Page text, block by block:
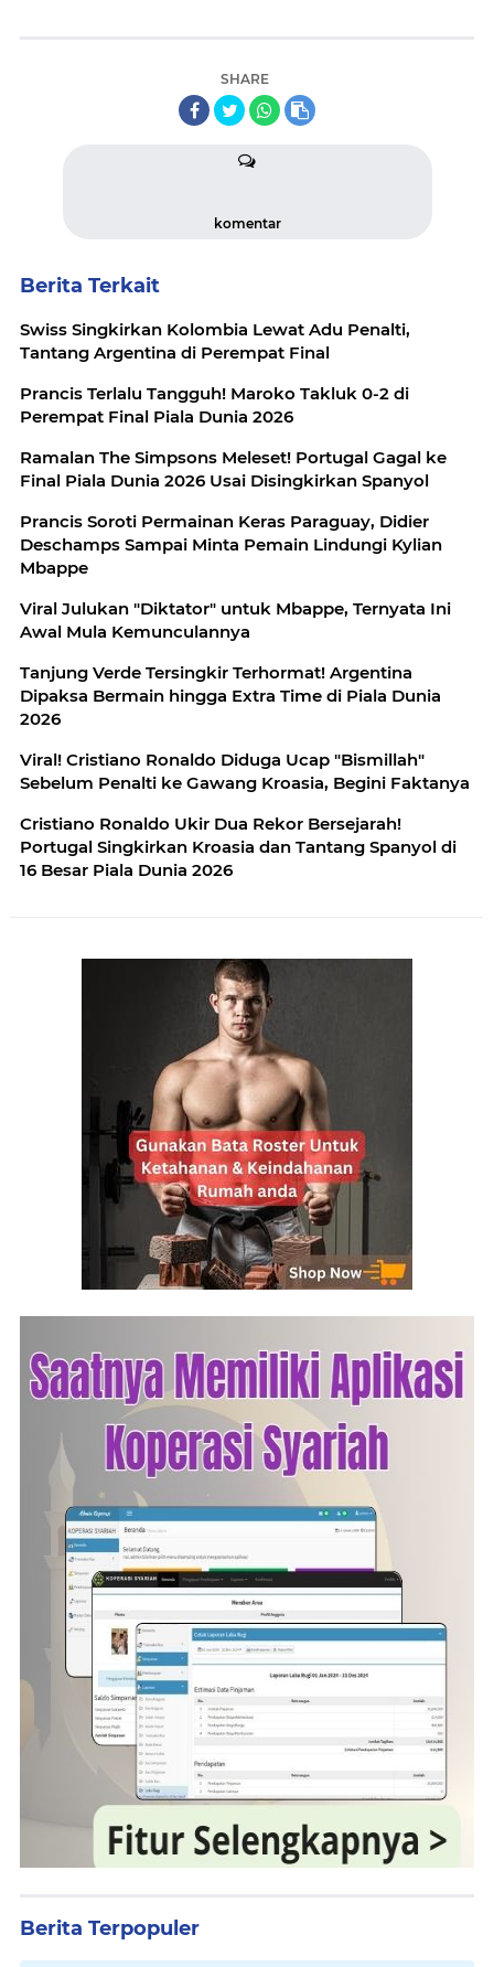
SHARE
komentar
Berita Terkait
Swiss Singkirkan Kolombia Lewat Adu Penalti,
Tantang Argentina di Perempat Final
Prancis Terlalu Tangguh! Maroko Takluk 0-2 di
Perempat Final Piala Dunia 2026
Ramalan The Simpsons Meleset! Portugal Gagal ke
Final Piala Dunia 2026 Usai Disingkirkan Spanyol
Prancis Soroti Permainan Keras Paraguay, Didier
Deschamps Sampai Minta Pemain Lindungi Kylian
Mbappe
Viral Julukan "Diktator" untuk Mbappe, Ternyata Ini
Awal Mula Kemunculannya
Tanjung Verde Tersingkir Terhormat! Argentina
Dipaksa Bermain hingga Extra Time di Piala Dunia
2026
Viral! Cristiano Ronaldo Diduga Ucap "Bismillah"
Sebelum Penalti ke Gawang Kroasia, Begini Faktanya
Cristiano Ronaldo Ukir Dua Rekor Bersejarah!
Portugal Singkirkan Kroasia dan Tantang Spanyol di
16 Besar Piala Dunia 2026
Berita Terpopuler